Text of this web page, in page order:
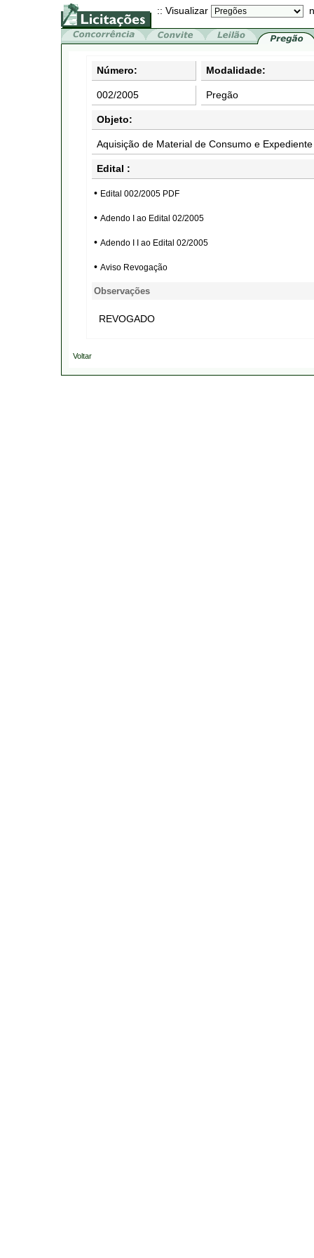
:: Visualizar
Número: Modalidade:
002/2005 Pregão
Objeto:
Aquisição de Material de Consumo e
Edital :
• Edital 002/2005 PDF
• Adendo I ao Edital 02/2005
• Adendo I I ao Edital 02/2005
• Aviso Revogação
Observações
REVOGADO
Voltar